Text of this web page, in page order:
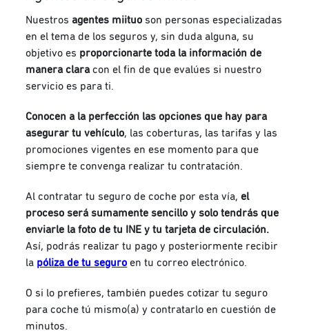
Nuestros agentes miituoson personas especializadas
en el tema de los seguros y, sin duda alguna, su
objetivo es proporcionarte toda la información de
manera clara con el fin de que evalúes si nuestro
servicio es para ti.
Conocen a la perfección las opciones que hay para
asegurar tu vehículo, las coberturas, las tarifas y las
promociones vigentes en ese momento para que
siempre te convenga realizar tu contratación.
Al contratar tu seguro de coche por esta vía,el
proceso será sumamente sencillo y solo tendrás que
enviarle la foto de tu INE y tu tarjeta de circulación.
Así, podrás realizar tu pago y posteriormente recibir
la póliza de tu seguro en tu correo electrónico.
O si lo prefieres, también puedes cotizar tu seguro
para coche tú mismo(a) y contratarlo en cuestión de
minutos.